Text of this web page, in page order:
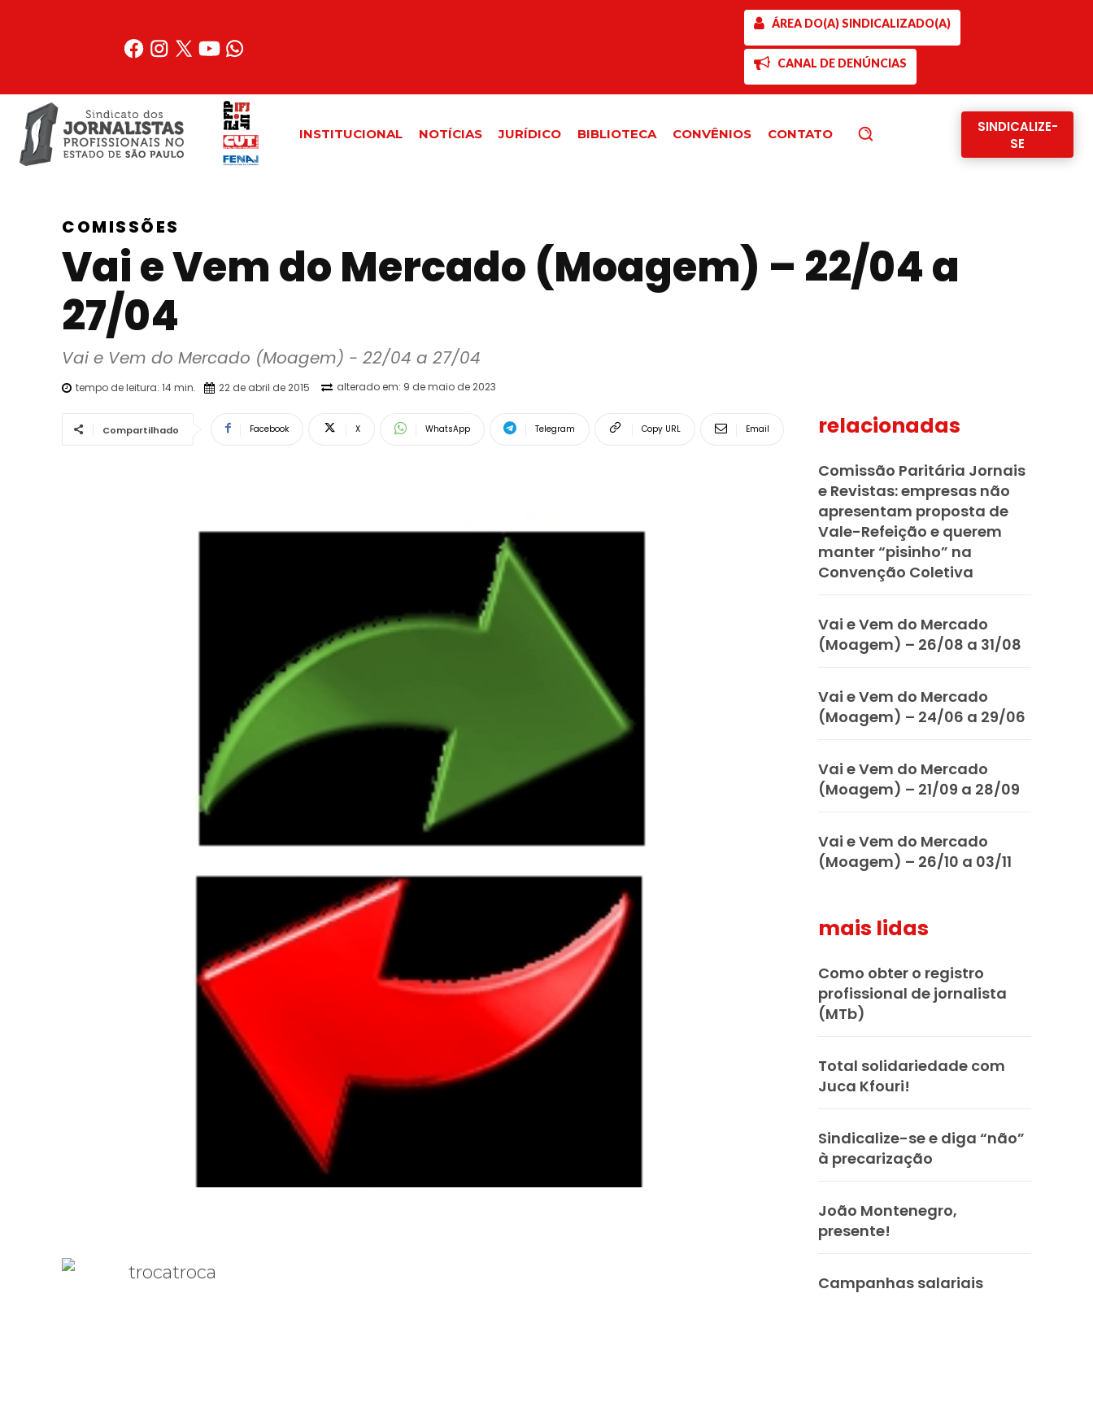
ÁREA DO(A) SINDICALIZADO(A)
CANAL DE DENÚNCIAS
INSTITUCIONAL NOTÍCIAS JURÍDICO BIBLIOTECA CONVÊNIOS CONTATO
SINDICALIZE-
SE
COMISSÕES
Vai e Vem do Mercado (Moagem) – 22/04 a
27/04
Vai e Vem do Mercado (Moagem) - 22/04 a 27/04
tempo de leitura: 14min. 22 de abril de 2015 alterado em: 9 de maio de 2023
Compartilhado Facebook X WhatsApp Telegram Copy URL Email relacionadas
Comissão Paritária Jornais
e Revistas: empresas não
apresentam proposta de
Vale-Refeição e querem
manter “pisinho” na
Convenção Coletiva
Vai e Vem do Mercado
(Moagem) – 26/08 a 31/08
Vai e Vem do Mercado
(Moagem) – 24/06 a 29/06
Vai e Vem do Mercado
(Moagem) – 21/09 a 28/09
Vai e Vem do Mercado
(Moagem) – 26/10 a 03/11
mais lidas
Como obter o registro
profissional de jornalista
(MTb)
Total solidariedade com
Juca Kfouri!
Sindicalize-se e diga “não”
à precarização
João Montenegro,
presente!
Campanhas salariais